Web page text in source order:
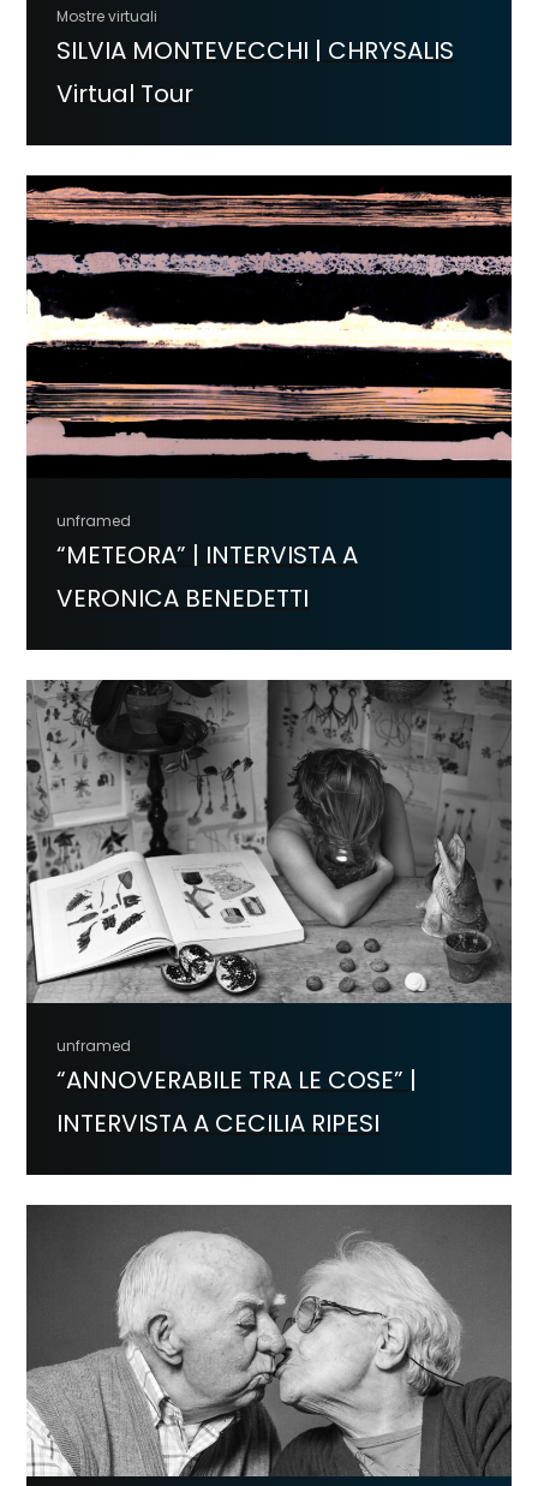
Mostre virtuali
SILVIA MONTEVECCHI | CHRYSALIS
Virtual Tour
unframed
“METEORA” | INTERVISTA A
VERONICA BENEDETTI
unframed
“ANNOVERABILE TRA LE COSE” |
INTERVISTA A CECILIA RIPESI